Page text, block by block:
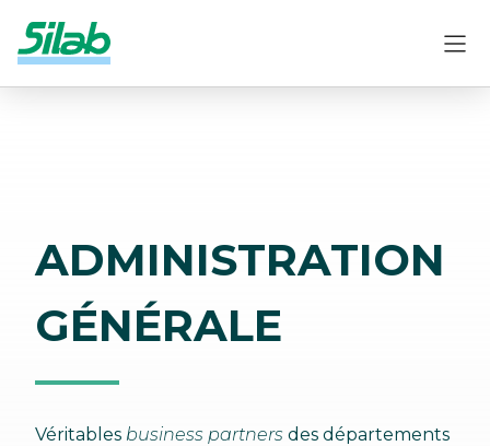
ADMINISTRATION
GÉNÉRALE
Véritables business partners des départements